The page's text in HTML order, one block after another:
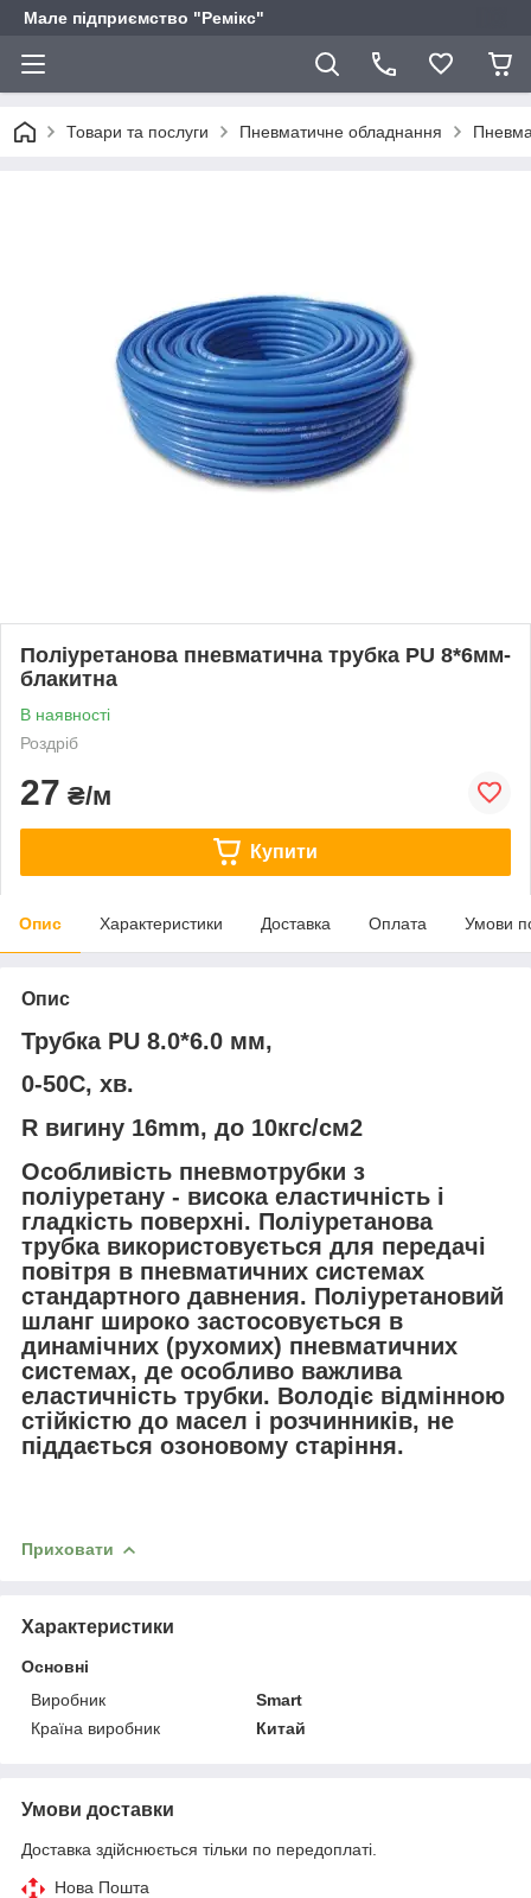
Мале підприємство "Ремікс"
Товари та послуги Пневматичне обладнання
Поліуретанова пневматична трубка PU 8*6мм-
блакитна
В наявності
Роздріб
27 ₴/м
Купити
Опис Характеристики Доставка Оплата Умови
Опис
Трубка PU 8.0*6.0 мм,
0-50С, хв.
R вигину 16mm, до 10кгс/см2
Особливість пневмотрубки з
поліуретану - висока еластичність і
гладкість поверхні. Поліуретанова
трубка використовується для передачі
повітря в пневматичних системах
стандартного давнения. Поліуретановий
шланг широко застосовується в
динамічних (рухомих) пневматичних
системах, де особливо важлива
еластичність трубки. Володіє відмінною
стійкістю до масел і розчинників, не
піддається озоновому старіння.
Приховати
Характеристики
Основні
Виробник
Smart
Країна виробник
Китай
Умови доставки
Доставка здійснюється тільки по передоплаті.
Нова Пошта